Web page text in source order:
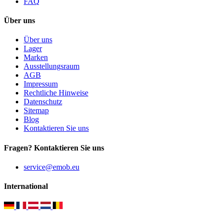
Über uns
Über uns
Lager
Marken
Ausstellungsraum
AGB
Impressum
Rechtliche Hinweise
Datenschutz
Sitemap
Blog
Kontaktieren Sie uns
Fragen? Kontaktieren Sie uns
service@emob.eu
International